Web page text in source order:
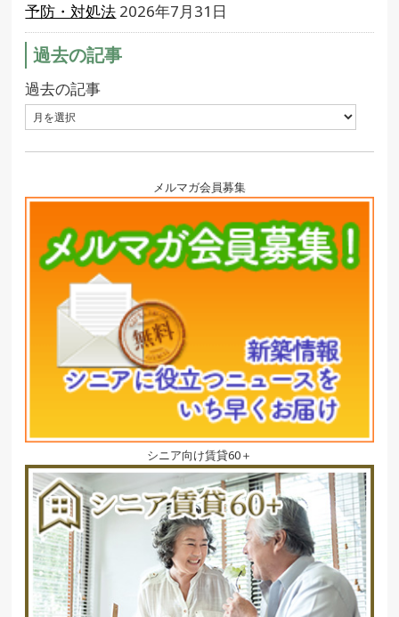
予防・対処法 2026年7月31日
過去の記事
過去の記事
メルマガ会員募集
シニア向け賃貸60＋